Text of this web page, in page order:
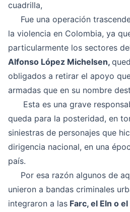
cuadrilla,
Fue una operación
la violencia en Colombia, ya
particularmente los sectores
Alfonso López Michelsen,
obligados a retirar el apoyo
armadas que en su nombre
Esta es una grave
queda para la posteridad, en
siniestras de personajes que
dirigencia nacional, en una
país.
Por esa razón algunos de
unieron a bandas criminales
integraron a las Farc, el Eln o el